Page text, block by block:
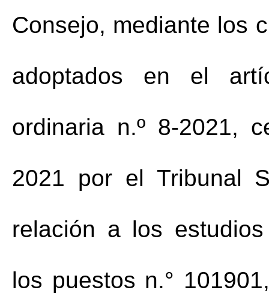
Consejo, mediante los
adoptados en el
ordinaria n.º 8-2021,
2021 por el Tribunal
relación a los
los puestos n.°